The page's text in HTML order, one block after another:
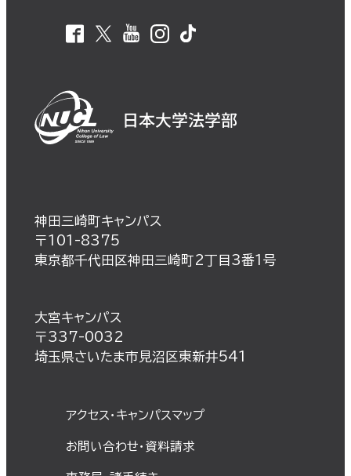
神田三崎町キャンパス
〒101-8375
東京都千代田区神田三崎町2丁目3番1号
大宮キャンパス
〒337-0032
埼玉県さいたま市見沼区東新井541
アクセス・キャンパスマップ
お問い合わせ・資料請求